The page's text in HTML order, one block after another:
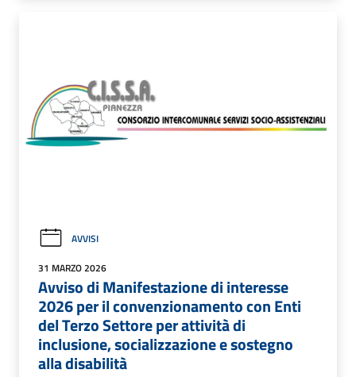
AVVISI
31 MARZO 2026
Avviso di Manifestazione di interesse
2026 per il convenzionamento con Enti
del Terzo Settore per attività di
inclusione, socializzazione e sostegno
alla disabilità